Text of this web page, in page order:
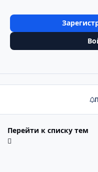
Перейти к списку тем